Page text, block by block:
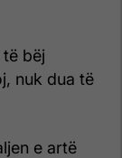
bëj
nuk dua të
e artë